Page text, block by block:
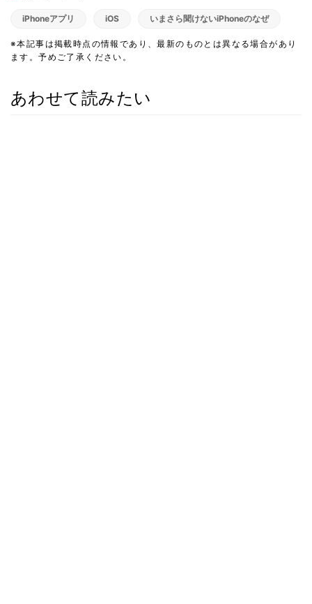
iPhoneアプリ iOS いまさら聞けないiPhoneのなぜ
※本記事は掲載時点の情報であり、最新のものとは異なる場合があり
ます。予めご了承ください。
あわせて読みたい